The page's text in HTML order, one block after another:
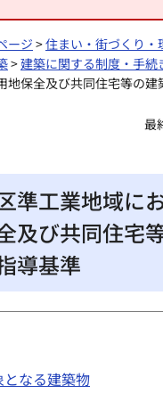
ージ >住まい・街づくり・
>建築に関する制度・手続
地保全及び共同住宅等の
最
準工業地域に
及び共同住宅
導基準
なる建築物